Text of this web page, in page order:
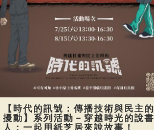
【時代的訊號：傳播技術與民主的
擾動】系列活動－穿越時光的說書
人：一起用紙芝居來說故事！